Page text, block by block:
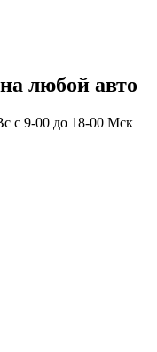
любой авто
с 9-00 до 18-00 Мск